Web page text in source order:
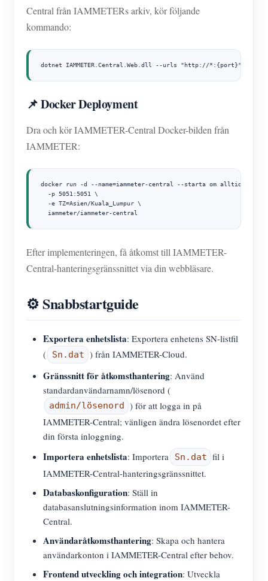
Central från IAMMETERs arkiv, kör följande
kommando:
dotnet IAMMETER.Central.Web.dll --urls "http://*:{port}"
📌 Docker Deployment
Dra och kör IAMMETER-Central Docker-bilden från
IAMMETER:
docker run -d --name=iammeter-central --starta om alltid \
  -p 5051:5051 \
  -e TZ=Asien/Kuala_Lumpur \
  iammeter/iammeter-central
Efter implementeringen, få åtkomst till IAMMETER-
Central-hanteringsgränssnittet via din webbläsare.
⚙️ Snabbstartguide
Exportera enhetslista: Exportera enhetens SN-listfil
(
Sn.dat ) från IAMMETER-Cloud.
Gränssnitt för åtkomsthantering: Använd
standardanvändarnamn/lösenord (
admin/lösenord
) för att logga in på
IAMMETER-Central; vänligen ändra lösenordet efter
din första inloggning.
Importera enhetslista: Importera Sn.dat fil i
IAMMETER-Central-hanteringsgränssnittet.
Databaskonfiguration: Ställ in
databasanslutningsinformation inom IAMMETER-
Central.
Användaråtkomsthantering: Skapa och hantera
användarkonton i IAMMETER-Central efter behov.
Frontend utveckling och integration: Utveckla